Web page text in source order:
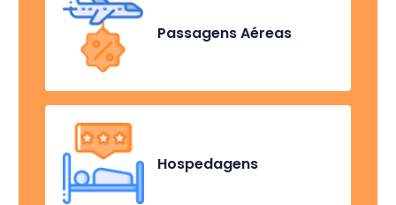
Passagens Aéreas
Hospedagens